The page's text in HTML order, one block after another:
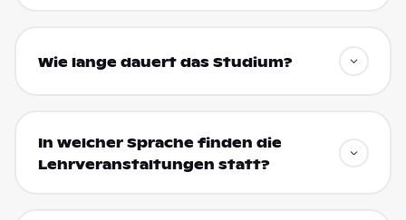
Wie lange dauert das Studium?
In welcher Sprache finden die
Lehrveranstaltungen statt?